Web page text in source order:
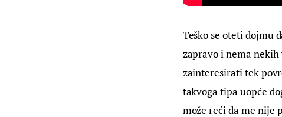
Teško se oteti dojmu
zapravo i nema
zainteresirati tek
takvoga tipa uopće
može reći da me nije